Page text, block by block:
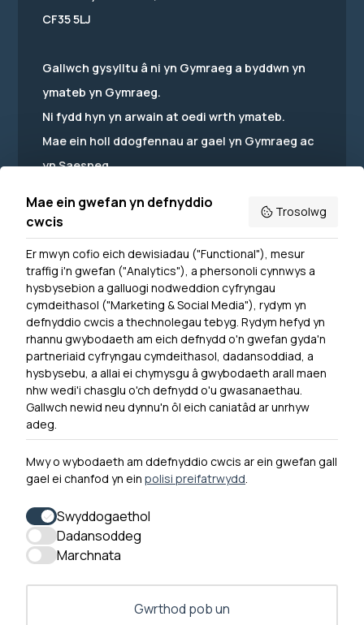
Dewislen Troedyn
Newyddion
Ymuno â ni
Hygyrchedd
Hysbysiad Preifatrwydd
Cysylltu â ni
0300 790 0203 Mae ein llinell ffôn ar agor rhwng 10yb-
4yp Dydd Llun - Dydd Gwener
CF35 5LJ
Gallwch gysylltu â ni yn Gymraeg a byddwn yn
ymateb yn Gymraeg.
Ni fydd hyn yn arwain at oedi wrth ymateb.
Mae ein holl ddogfennau ar gael yn Gymraeg ac
yn Saesneg.
Powered by Translate
Mae ein gwefan yn defnyddio
cwcis
Trosolwg
Er mwyn cofio eich dewisiadau ("Functional"), mesur
traffig i'n gwefan ("Analytics"), a phersonoli cynnwys a
hysbysebion a galluogi nodweddion cyfryngau
cymdeithasol ("Marketing & Social Media"), rydym yn
defnyddio cwcis a thechnolegau tebyg. Rydym hefyd yn
rhannu gwybodaeth am eich defnydd o'n gwefan gyda'n
partneriaid cyfryngau cymdeithasol, dadansoddiad, a
hysbysebu, a allai ei chymysgu â gwybodaeth arall maen
nhw wedi'i chasglu o'ch defnydd o'u gwasanaethau.
Gallwch newid neu dynnu'n ôl eich caniatâd ar unrhyw
adeg.
Mwy o wybodaeth am ddefnyddio cwcis ar ein gwefan gall
gael ei chanfod yn ein polisi preifatrwydd.
Swyddogaethol
Dadansoddeg
Marchnata
Gwrthod pob un